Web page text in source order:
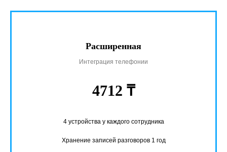
Расширенная
Интеграция телефонии
4712 ₸
4 устройства у каждого сотрудника
Хранение записей разговоров 1 год